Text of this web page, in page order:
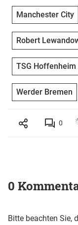
Manchester City
Robert
TSG Hoffenheim
Werder Bremen
0
0
Bitte beachten Sie,